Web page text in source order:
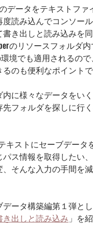
データをテキストファ
読み込んでコンソール
き出しと読み込みを同
のリソースフォルダ内
環境でも適用されるの
のも便利なポイントで
内に様々なデータをい
フォルダを探しに行
キストにセーブデータ
パス情報を取得したい
そんな入力の手間を
ータ構築編第１弾と
出しと読み込み 」を